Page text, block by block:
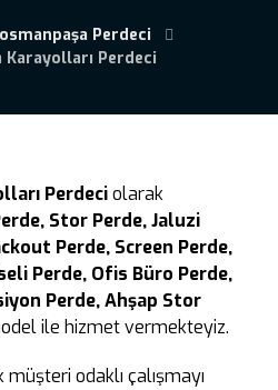
Perdeci
Karayolları Perdeci
Perdeciolarak
Stor Perde, Jaluzi
Perde, Screen Perde,
Perde, Ofis Büro Perde,
Perde, Ahşap Stor
ile hizmet vermekteyiz.
müşteri odaklı çalışmayı